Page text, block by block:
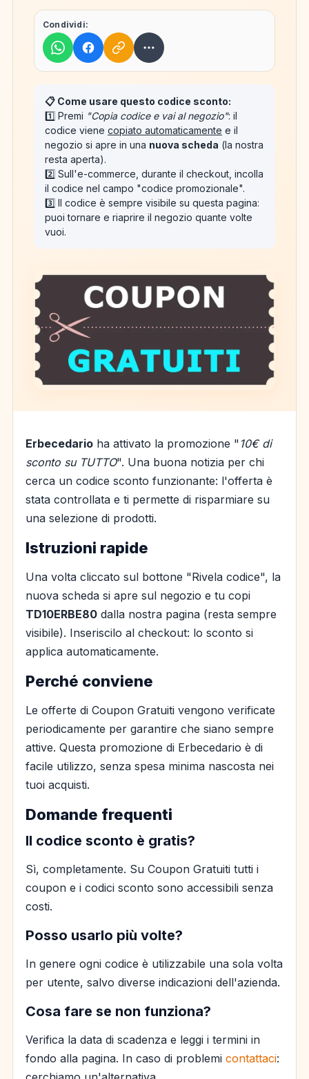
Condividi:
📋 Come usare questo codice sconto:
1️⃣ Premi "Copia codice e vai al negozio": il
codice viene copiato automaticamente e il
negozio si apre in una nuova scheda (la nostra
resta aperta).
2️⃣ Sull'e-commerce, durante il checkout, incolla
il codice nel campo "codice promozionale".
3️⃣ Il codice è sempre visibile su questa pagina:
puoi tornare e riaprire il negozio quante volte
vuoi.
Erbecedario ha attivato la promozione " 10€ di
sconto su TUTTO". Una buona notizia per chi
cerca un codice sconto funzionante: l'offerta è
stata controllata e ti permette di risparmiare su
una selezione di prodotti.
Istruzioni rapide
Una volta cliccato sul bottone "Rivela codice", la
nuova scheda si apre sul negozio e tu copi
TD10ERBE80 dalla nostra pagina (resta sempre
visibile). Inseriscilo al checkout: lo sconto si
applica automaticamente.
Perché conviene
Le offerte di Coupon Gratuiti vengono verificate
periodicamente per garantire che siano sempre
attive. Questa promozione di Erbecedario è di
facile utilizzo, senza spesa minima nascosta nei
tuoi acquisti.
Domande frequenti
Il codice sconto è gratis?
Sì, completamente. Su Coupon Gratuiti tutti i
coupon e i codici sconto sono accessibili senza
costi.
Posso usarlo più volte?
In genere ogni codice è utilizzabile una sola volta
per utente, salvo diverse indicazioni dell'azienda.
Cosa fare se non funziona?
Verifica la data di scadenza e leggi i termini in
fondo alla pagina. In caso di problemi contattaci: